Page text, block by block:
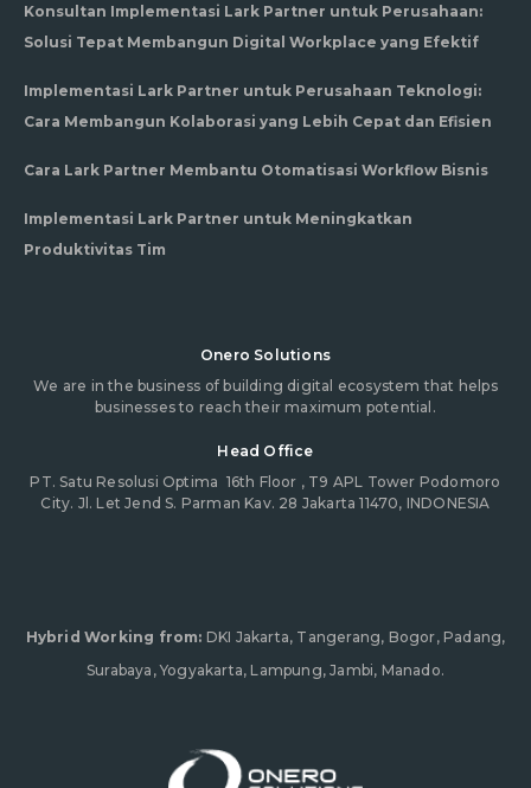
Konsultan Implementasi Lark Partner untuk Perusahaan:
Solusi Tepat Membangun Digital Workplace yang Efektif
Implementasi Lark Partner untuk Perusahaan Teknologi:
Cara Membangun Kolaborasi yang Lebih Cepat dan Efisien
Cara Lark Partner Membantu Otomatisasi Workflow Bisnis
Implementasi Lark Partner untuk Meningkatkan
Produktivitas Tim
Onero Solutions
We are in the business of building digital ecosystem that helps
businesses to reach their maximum potential.
Head Office
PT. Satu Resolusi Optima 16th Floor , T9 APL Tower Podomoro
City. Jl. Let Jend S. Parman Kav. 28 Jakarta 11470, INDONESIA
Hybrid Working from: DKI Jakarta, Tangerang, Bogor, Padang,
Surabaya, Yogyakarta, Lampung, Jambi, Manado.